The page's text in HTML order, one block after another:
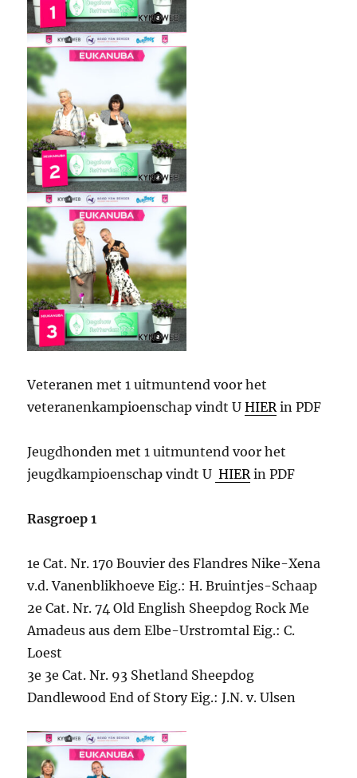
Veteranen met 1 uitmuntend voor het
veteranenkampioenschap vindt UHIERin PDF
Jeugdhonden met 1 uitmuntend voor het
jeugdkampioenschap vindt U HIERin PDF
Rasgroep 1
1e Cat. Nr. 170 Bouvier des Flandres Nike-Xena
v.d. Vanenblikhoeve Eig.: H. Bruintjes-Schaap
2e Cat. Nr. 74 Old English Sheepdog Rock Me
Amadeus aus dem Elbe-Urstromtal Eig.: C.
Loest
3e 3e Cat. Nr. 93 Shetland Sheepdog
Dandlewood End of Story Eig.: J.N. v. Ulsen